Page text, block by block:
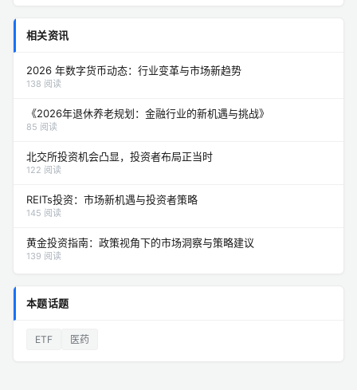
相关资讯
2026 年数字货币动态：行业变革与市场新趋势
138 阅读
《2026年退休养老规划：金融行业的新机遇与挑战》
85 阅读
北交所投资机会凸显，投资者布局正当时
122 阅读
REITs投资：市场新机遇与投资者策略
145 阅读
黄金投资指南：政策视角下的市场洞察与策略建议
139 阅读
本题话题
ETF 医药